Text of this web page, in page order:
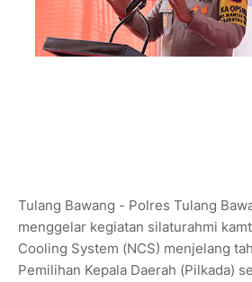
Tulang Bawang - Polres Tulang
menggelar kegiatan silaturahmi
Cooling System (NCS) menjelang
Pemilihan Kepala Daerah (Pilkada)